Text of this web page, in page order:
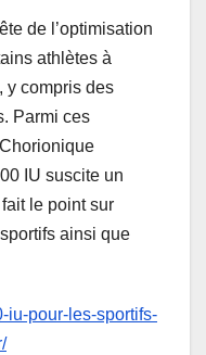
de l’optimisation
athlètes à
y compris des
Parmi ces
IU suscite un
le point sur
ainsi que
iu-pour-les-sportifs-